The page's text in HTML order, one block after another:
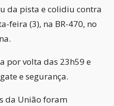
da pista e colidiu contra
feira (3), na BR-470, no
por volta das 23h59 e
e segurança.
da União foram